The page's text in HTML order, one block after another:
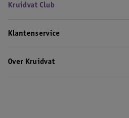
Kruidvat Club
Klantenservice
Over Kruidvat